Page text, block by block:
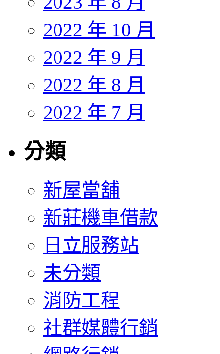
2022 年 10 月
2022 年 9 月
2022 年 8 月
2022 年 7 月
分類
新屋當舖
新莊機車借款
日立服務站
未分類
消防工程
社群媒體行銷